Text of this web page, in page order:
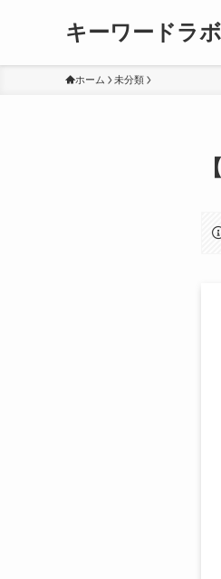
キーワードラボ
ホーム 未分類